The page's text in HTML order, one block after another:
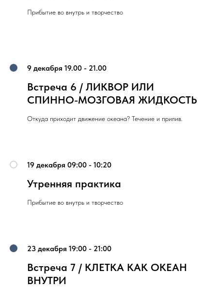
Прибытие во внутрь и творчество
9 декабря 19.00 - 21.00
Встреча 6 / ЛИКВОР ИЛИ
СПИННО-МОЗГОВАЯ ЖИДКОСТЬ
Откуда приходит движение океана? Течение и прилив.
19 декабря 09:00 - 10:20
Утренняя практика
Прибытие во внутрь и творчество
23 декабря 19:00 - 21:00
Встреча 7 / КЛЕТКА КАК ОКЕАН
ВНУТРИ